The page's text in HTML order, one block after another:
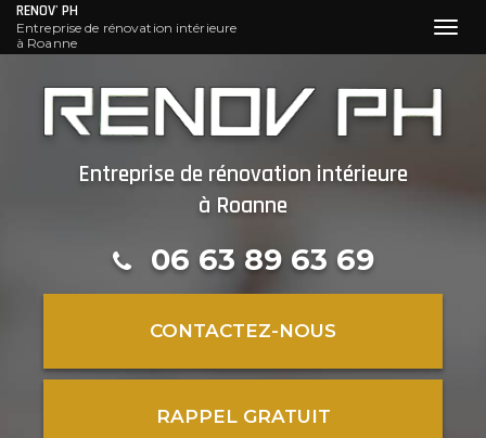
contenu
RENOV' PH
Entreprise de rénovation intérieure
à Roanne
Entreprise de rénovation intérieure
à Roanne
06 63 89 63 69
CONTACTEZ-NOUS
RAPPEL GRATUIT